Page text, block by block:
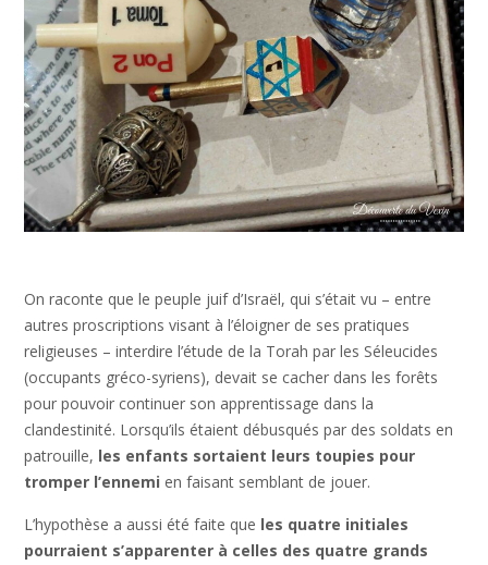
On raconte que le peuple juif d’Israël, qui s’était vu – entre
autres proscriptions visant à l’éloigner de ses pratiques
religieuses – interdire l’étude de la Torah par les Séleucides
(occupants gréco-syriens), devait se cacher dans les forêts
pour pouvoir continuer son apprentissage dans la
clandestinité. Lorsqu’ils étaient débusqués par des soldats en
patrouille, les enfants sortaient leurs toupies pour
tromper l’ennemi en faisant semblant de jouer.
L’hypothèse a aussi été faite que les quatre initiales
pourraient s’apparenter à celles des quatre grands